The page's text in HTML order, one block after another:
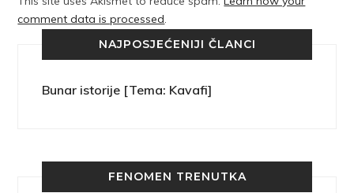
comment data is processed.
NAJPOSJEĆENIJI ČLANCI
Bunar istorije [Tema: Kavafi]
FENOMEN TRENUTKA